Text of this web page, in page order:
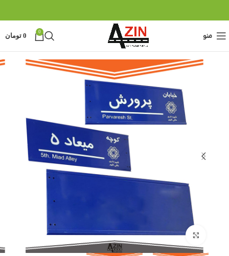
منو 0
0 تومان
بزرگنمایی تصویر